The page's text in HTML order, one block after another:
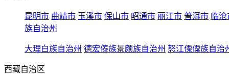
昆明市 曲靖市 玉溪市 保山市 昭通市 丽江市 普洱市 临
族自治州
大理白族自治州 德宏傣族景颇族自治州 怒江傈僳族自治
西藏自治区